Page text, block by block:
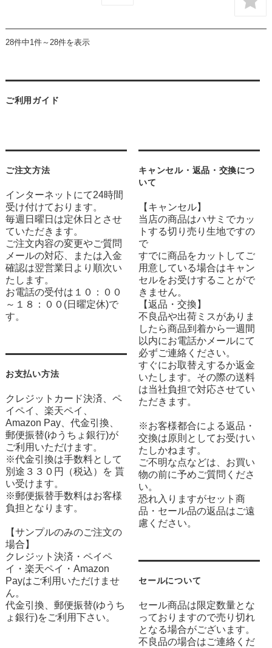
28件中1件～28件を表示
ご利用ガイド
ご注文方法
インターネットにて24時間
受け付けております。
毎週日曜日は定休日とさせ
ていただきます。
ご注文内容の変更やご質問
メールの対応、または入金
確認は翌営業日より順次い
たします。
お電話の受付は１０：００
～１８：００(日曜定休)で
す。
お支払い方法
クレジットカード決済、ペ
イペイ、楽天ペイ、
Amazon Pay、代金引換、
郵便振替(ゆうちょ銀行)が
ご利用いただけます。
※代金引換は手数料として
別途３３０円（税込）を 貰
い受けます。
※郵便振替手数料はお客様
負担となります。
【サンプルのみのご注文の
場合】
クレジット決済・ペイペ
イ・楽天ペイ・Amazon
Payはご利用いただけませ
ん。
代金引換、郵便振替(ゆうち
ょ銀行)をご利用下さい。
キャンセル・返品・交換につ
いて
【キャンセル】
当店の商品はハサミでカッ
トする切り売り生地ですの
で
すでに商品をカットしてご
用意している場合はキャン
セルをお受けすることがで
きません。
【返品・交換】
不良品や出荷ミスがありま
したら商品到着から一週間
以内にお電話かメールにて
必ずご連絡ください。
すぐにお取替えするか返金
いたします。その際の送料
は当社負担で対応させてい
ただきます。
※お客様都合による返品・
交換は原則としてお受けい
たしかねます。
ご不明な点などは、お買い
物の前に予めご質問くださ
い。
恐れ入りますがセット商
品・セール品の返品はご遠
慮ください。
セールについて
セール商品は限定数量とな
っておりますので売り切れ
となる場合がございます。
不良品の場合はご連絡くだ